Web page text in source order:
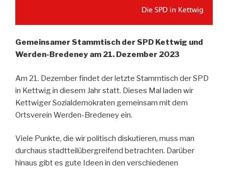
Gemeinsamer Stammtisch der SPD Kettwig und
Werden-Bredeney am 21. Dezember 2023
Am 21. Dezember findet der letzte Stammtisch der SPD
in Kettwig in diesem Jahr statt. Dieses Mal laden wir
Kettwiger Sozialdemokraten gemeinsam mit dem
Ortsverein Werden-Bredeney ein.
Viele Punkte, die wir politisch diskutieren, muss man
durchaus stadtteilübergreifend betrachten. Darüber
hinaus gibt es gute Ideen in den verschiedenen